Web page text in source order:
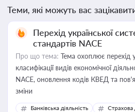
Теми, які можуть вас
Перехід української
стандартів NACE
Про що тема: Тема охоплює перехід
класифікації видів економічної
NACE, оновлення кодів КВЕД та
зміни
Банківська діяльність
Страхова